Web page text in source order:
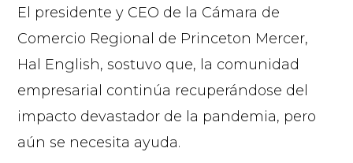
El presidente y CEO de la Cámara de
Comercio Regional de Princeton Mercer,
Hal English, sostuvo que, la comunidad
empresarial continúa recuperándose del
impacto devastador de la pandemia, pero
aún se necesita ayuda.